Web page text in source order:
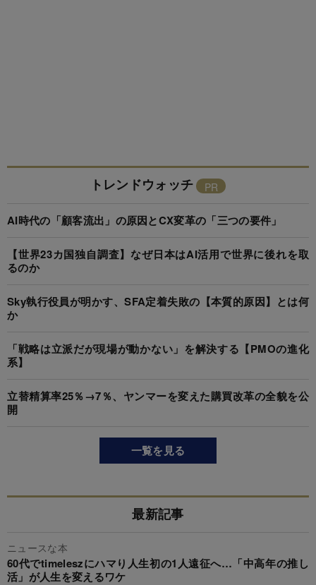
トレンドウォッチ
AI時代の「顧客流出」の原因とCX変革の「三つの要件」
【世界23カ国独自調査】なぜ日本はAI活用で世界に後れを取
るのか
Sky執行役員が明かす、SFA定着失敗の【本質的原因】とは何
か
「戦略は立派だが現場が動かない」を解決する【PMOの進化
系】
立替精算率25％→7％、ヤンマーを変えた購買改革の全貌を公
開
一覧を見る
最新記事
ニュースな本
60代でtimeleszにハマり人生初の1人遠征へ…「中高年の推し
活」が人生を変えるワケ